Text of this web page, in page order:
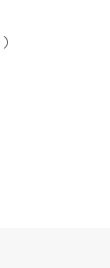
)